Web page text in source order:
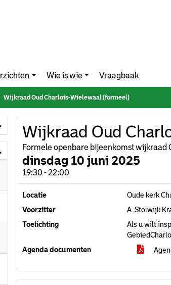
Wie is wie Vraagbaak
Wijkraad Oud Charlois-Wielewaal (formeel)
Wijkraad Oud
Formele openbare bijeenkomst wijkraad
dinsdag 10 juni 2025
19:30 - 22:00
Locatie
Oude kerk
Voorzitter
A. Stolwijk-
Toelichting
Als u wilt
Agenda documenten